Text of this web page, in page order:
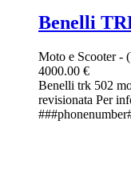
Benelli
Moto e Scooter-
4000.00 €
Benelli trk 502
revisionata Per